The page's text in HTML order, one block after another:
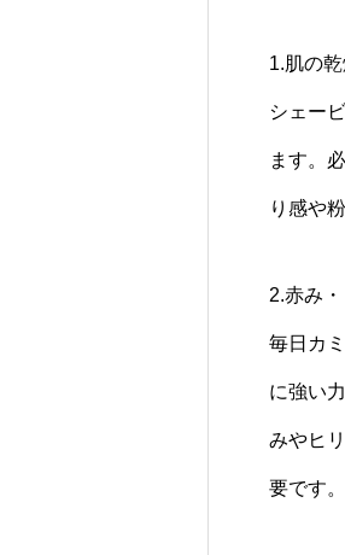
1.肌の
シェー
ます。
り感や
2.赤み
毎日カ
に強い
みやヒ
要です。